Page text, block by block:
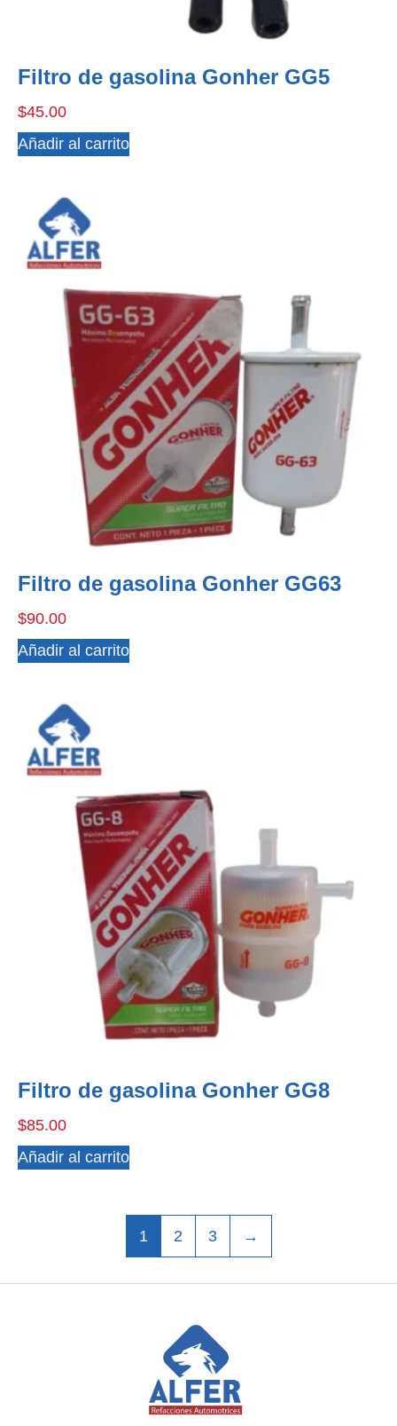
Filtro de gasolina Gonher GG5
$45.00
Añadir al carrito
Filtro de gasolina Gonher GG63
$90.00
Añadir al carrito
Filtro de gasolina Gonher GG8
$85.00
Añadir al carrito
1 2 3 →